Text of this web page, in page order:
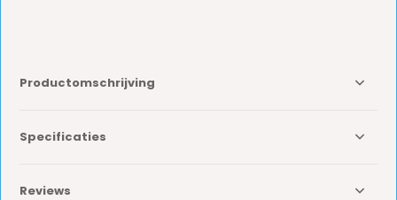
Productomschrijving
Specificaties
Reviews